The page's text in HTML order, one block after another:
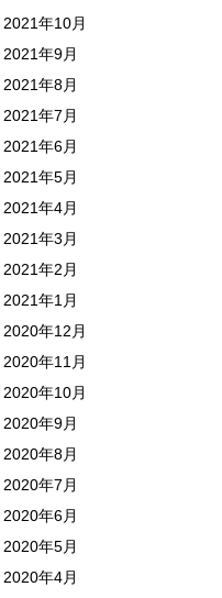
2021年10月
2021年9月
2021年8月
2021年7月
2021年6月
2021年5月
2021年4月
2021年3月
2021年2月
2021年1月
2020年12月
2020年11月
2020年10月
2020年9月
2020年8月
2020年7月
2020年6月
2020年5月
2020年4月